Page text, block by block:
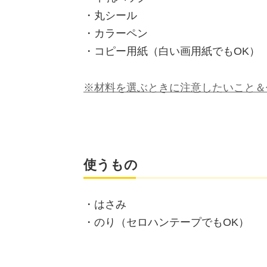
・丸シール
・カラーペン
・コピー用紙（白い画用紙でもOK）
※材料を選ぶときに注意したいこと
使うもの
・はさみ
・のり（セロハンテープでもOK）